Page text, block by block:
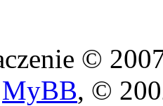
©
MyBB, ©